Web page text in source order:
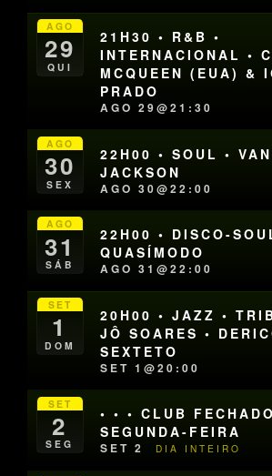
AGO
29
QUI
21H30 • R&B •
INTERNACIONAL •
MCQUEEN (EUA) &
PRADO
AGO 29@21:30
AGO
30
SEX
22H00 • SOUL •
JACKSON
AGO 30@22:00
AGO
31
SÁB
22H00 • DISCO-
QUASÍMODO
AGO 31@22:00
SET
1
DOM
20H00 • JAZZ •
JÔ SOARES •
SEXTETO
SET 1@20:00
SET
2
SEG
• • • CLUB
SEGUNDA-FEIRA
SET 2 DIA INTEIRO